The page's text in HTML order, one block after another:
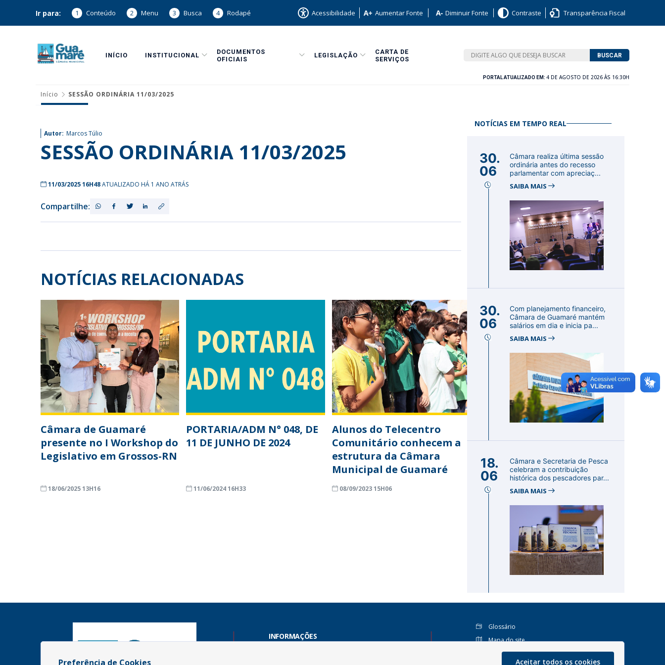
Ir para: 1 Conteúdo 2 Menu 3 Busca 4 Rodapé Acessibilidade Aumentar Fonte Diminuir Fonte Contraste Transparência Fiscal
INÍCIO INSTITUCIONAL
DOCUMENTOS
OFICIAIS
LEGISLAÇÃO
CARTA DE
SERVIÇOS
BUSCAR
PORTAL ATUALIZADO EM: 4 DE AGOSTO DE 2026 ÀS 16:30H
Início SESSÃO ORDINÁRIA 11/03/2025
Autor: Marcos Túlio
SESSÃO ORDINÁRIA 11/03/2025
11/03/2025 16H48ATUALIZADO HÁ 1 ANO ATRÁS
Compartilhe:
NOTÍCIAS RELACIONADAS
Câmara de Guamaré
presente no I Workshop do
Legislativo em Grossos-RN
18/06/2025 13H16
PORTARIA/ADM N° 048, DE
11 DE JUNHO DE 2024
11/06/2024 16H33
Alunos do Telecentro
Comunitário conhecem a
estrutura da Câmara
Municipal de Guamaré
08/09/2023 15H06
NOTÍCIAS EM TEMPO REAL
30.
06
Câmara realiza última sessão
ordinária antes do recesso
parlamentar com apreciaç...
SAIBA MAIS
30.
06
Com planejamento financeiro,
Câmara de Guamaré mantém
salários em dia e inicia pa...
SAIBA MAIS
18.
06
Câmara e Secretaria de Pesca
celebram a contribuição
histórica dos pescadores par...
SAIBA MAIS
INFORMAÇÕES
Glossário
Mapa do site
Perguntas Frequentes
Preferência de Cookies Aceitar todos os cookies